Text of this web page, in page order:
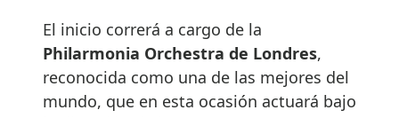
El inicio correrá a cargo de la
Philarmonia Orchestra de Londres,
reconocida como una de las mejores del
mundo, que en esta ocasión actuará bajo